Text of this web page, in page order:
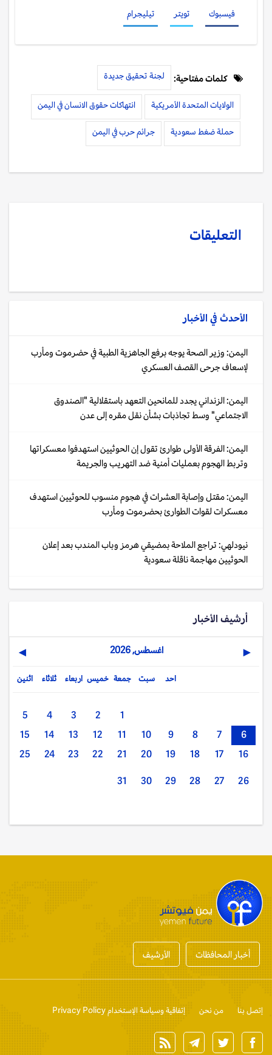
فيسبوك تويتر تيليجرام
كلمات مفتاحية: لجنة تحقيق جديدة
الولايات المتحدة الأمريكية انتهاكات حقوق الانسان في اليمن
حملة ضغط سعودية جرائم حرب في اليمن
التعليقات
الأحدث في الأخبار
اليمن: وزير الصحة يوجه برفع الجاهزية الطبية في حضرموت ومأرب
لإسعاف جرحى القصف العسكري
اليمن: الزنداني يجدد للمانحين التعهد باستقلالية "الصندوق
الاجتماعي" وسط تجاذبات بشأن نقل مقره إلى عدن
اليمن: الفرقة الأولى طوارئ تقول إن الحوثيين استهدفوا معسكراتها
وتربط الهجوم بعمليات أمنية ضد التهريب والجريمة
اليمن: مقتل وإصابة العشرات في هجوم منسوب للحوثيين استهدف
معسكرات لقوات الطوارئ بحضرموت ومأرب
نيودلهي: تراجع الملاحة بمضيقي هرمز وباب المندب بعد إعلان
الحوثيين مهاجمة ناقلة سعودية
أرشيف الأخبار
◀ اغسطس, 2026 ▶
اثنين ثلاثاء اربعاء خميس جمعة سبت احد
1
2
3
4
5
6
7
8
9
10
11
12
13
14
15
16
17
18
19
20
21
22
23
24
25
26
27
28
29
30
31
أخبار المحافظات الأرشيف
إتصل بنا من نحن إتفاقية وسياسة الإستخدام Privacy Policy